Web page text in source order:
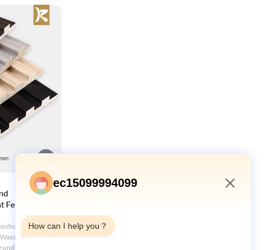
Ideal
Feuerdicht
und
ec15099994099
How can I help you？